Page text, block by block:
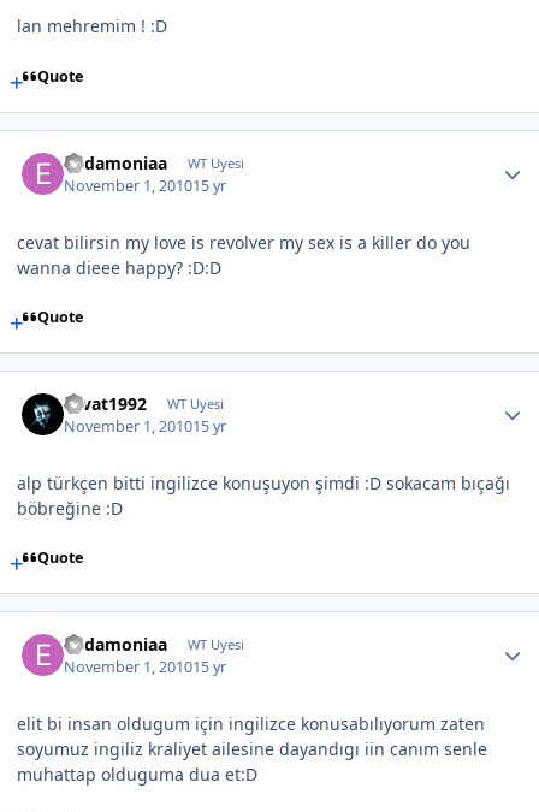
lan mehremim ! :D
Quote
Eudamoniaa WT Uyesi
November 1, 201015 yr
cevat bilirsin my love is revolver my sex is a killer do you
wanna dieee happy? :D:D
Quote
cevat1992 WT Uyesi
November 1, 201015 yr
alp türkçen bitti ingilizce konuşuyon şimdi :D sokacam bıçağı
böbreğine :D
Quote
Eudamoniaa WT Uyesi
November 1, 201015 yr
elit bi insan oldugum için ingilizce konusabılıyorum zaten
soyumuz ingiliz kraliyet ailesine dayandıgı iin canım senle
muhattap olduguma dua et:D